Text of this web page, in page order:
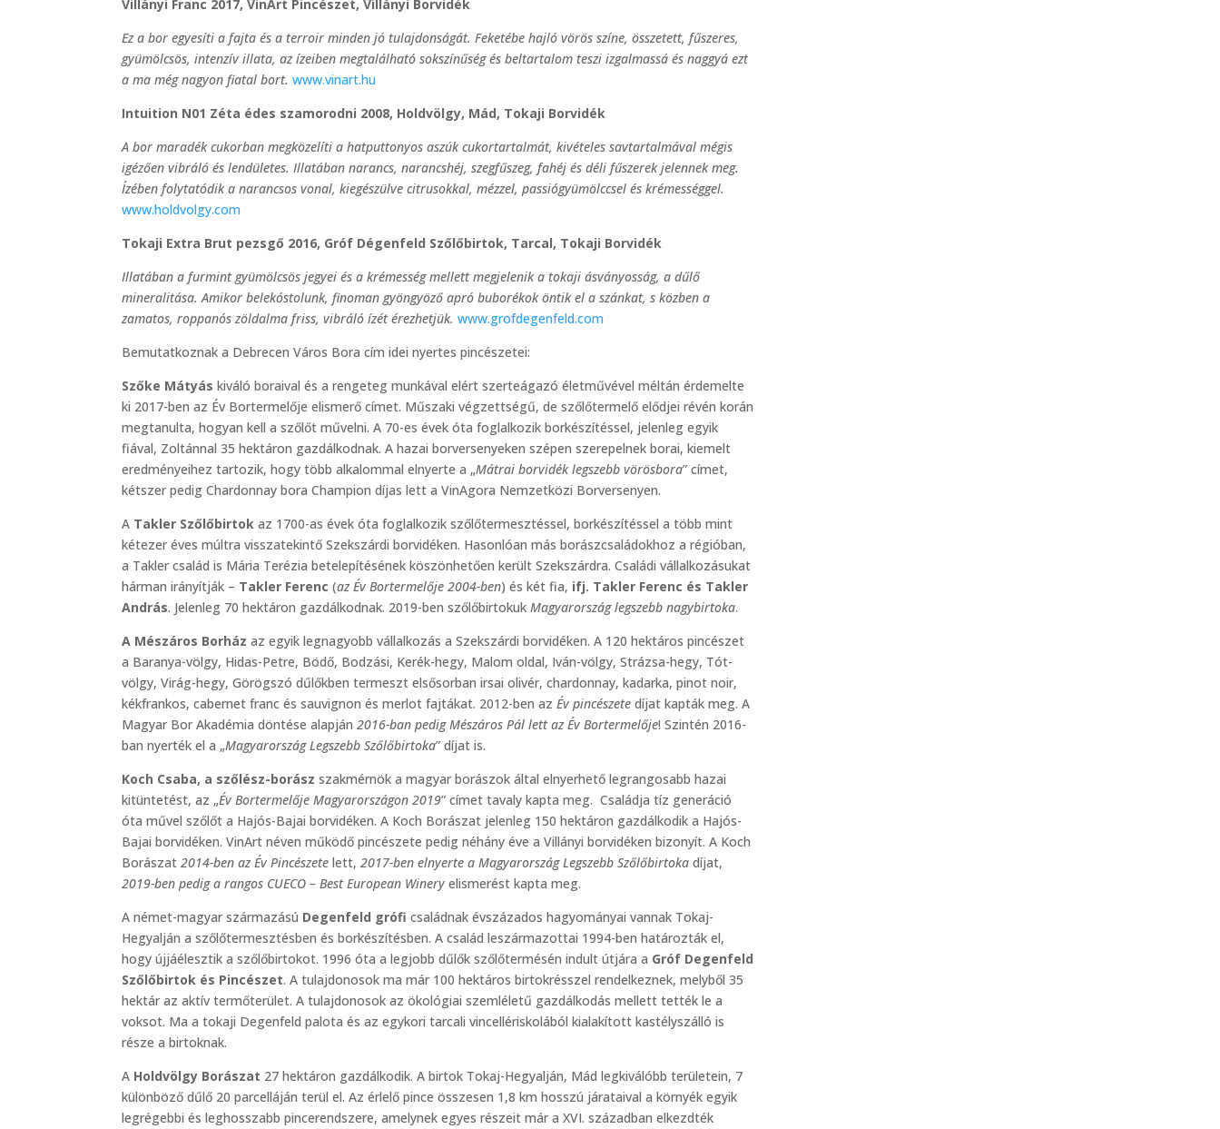
Villányi Franc 2017, VinArt Pincészet, Villányi Borvidék
Ez a bor egyesíti a fajta és a terroir minden jó tulajdonságát. Feketébe hajló vörös színe, összetett, fűszeres,
gyümölcsös, intenzív illata, az ízeiben megtalálható sokszínűség és beltartalom teszi izgalmassá és naggyá ezt
a ma még nagyon fiatal bort.www.vinart.hu
Intuition N01 Zéta édes szamorodni 2008, Holdvölgy, Mád, Tokaji Borvidék
A bor maradék cukorban megközelíti a hatputtonyos aszúk cukortartalmát, kivételes savtartalmával mégis
igézően vibráló és lendületes. Illatában narancs, narancshéj, szegfűszeg, fahéj és déli fűszerek jelennek meg.
Ízében folytatódik a narancsos vonal, kiegészülve citrusokkal, mézzel, passiógyümölccsel és krémességgel.
www.holdvolgy.com
Tokaji Extra Brut pezsgő 2016, Gróf Dégenfeld Szőlőbirtok, Tarcal, Tokaji Borvidék
Illatában a furmint gyümölcsös jegyei és a krémesség mellett megjelenik a tokaji ásványosság, a dűlő
mineralitása. Amikor belekóstolunk, finoman gyöngyöző apró buborékok öntik el a szánkat, s közben a
zamatos, roppanós zöldalma friss, vibráló ízét érezhetjük. www.grofdegenfeld.com
Bemutatkoznak a Debrecen Város Bora cím idei nyertes pincészetei:
Szőke Mátyás kiváló boraival és a rengeteg munkával elért szerteágazó életművével méltán érdemelte
ki 2017-ben az Év Bortermelője elismerő címet. Műszaki végzettségű, de szőlőtermelő elődjei révén korán
megtanulta, hogyan kell a szőlőt művelni. A 70-es évek óta foglalkozik borkészítéssel, jelenleg egyik
fiával, Zoltánnal 35 hektáron gazdálkodnak. A hazai borversenyeken szépen szerepelnek borai, kiemelt
eredményeihez tartozik, hogy több alkalommal elnyerte a „Mátrai borvidék legszebb vörösbora” címet,
kétszer pedig Chardonnay bora Champion díjas lett a VinAgora Nemzetközi Borversenyen.
A Takler Szőlőbirtok az 1700-as évek óta foglalkozik szőlőtermesztéssel, borkészítéssel a több mint
kétezer éves múltra visszatekintő Szekszárdi borvidéken. Hasonlóan más borászcsaládokhoz a régióban,
a Takler család is Mária Terézia betelepítésének köszönhetően került Szekszárdra. Családi vállalkozásukat
hárman irányítják – Takler Ferenc(az Év Bortermelője 2004-ben) és két fia, ifj. Takler Ferenc és Takler
András. Jelenleg 70 hektáron gazdálkodnak. 2019-ben szőlőbirtokukMagyarország legszebb nagybirtoka.
A Mészáros Borház az egyik legnagyobb vállalkozás a Szekszárdi borvidéken. A 120 hektáros pincészet
a Baranya-völgy, Hidas-Petre, Bödő, Bodzási, Kerék-hegy, Malom oldal, Iván-völgy, Strázsa-hegy, Tót-
völgy, Virág-hegy, Görögszó dűlőkben termeszt elsősorban irsai olivér, chardonnay, kadarka, pinot noir,
kékfrankos, cabernet franc és sauvignon és merlot fajtákat. 2012-ben azÉv pincészete díjat kapták meg. A
Magyar Bor Akadémia döntése alapján2016-ban pedig Mészáros Pál lett az Év Bortermelője! Szintén 2016-
ban nyerték el a „Magyarország Legszebb Szőlőbirtoka” díjat is.
Koch Csaba, a szőlész-borász szakmérnök a magyar borászok által elnyerhető legrangosabb hazai
kitüntetést, az „Év Bortermelője Magyarországon 2019” címet tavaly kapta meg. Családja tíz generáció
óta művel szőlőt a Hajós-Bajai borvidéken. A Koch Borászat jelenleg 150 hektáron gazdálkodik a Hajós-
Bajai borvidéken. VinArt néven működő pincészete pedig néhány éve a Villányi borvidéken bizonyít. A Koch
Borászat2014-ben az Év Pincészete lett,2017-ben elnyerte a Magyarország Legszebb Szőlőbirtoka díjat,
2019-ben pedig a rangos CUECO – Best European Winery elismerést kapta meg.
A német-magyar származású Degenfeld grófi családnak évszázados hagyományai vannak Tokaj-
Hegyalján a szőlőtermesztésben és borkészítésben. A család leszármazottai 1994-ben határozták el,
hogy újjáélesztik a szőlőbirtokot. 1996 óta a legjobb dűlők szőlőtermésén indult útjára a Gróf Degenfeld
Szőlőbirtok és Pincészet. A tulajdonosok ma már 100 hektáros birtokrésszel rendelkeznek, melyből 35
hektár az aktív termőterület. A tulajdonosok az ökológiai szemléletű gazdálkodás mellett tették le a
voksot. Ma a tokaji Degenfeld palota és az egykori tarcali vincellériskolából kialakított kastélyszálló is
része a birtoknak.
A Holdvölgy Borászat 27 hektáron gazdálkodik. A birtok Tokaj-Hegyalján, Mád legkiválóbb területein, 7
különböző dűlő 20 parcelláján terül el. Az érlelő pince összesen 1,8 km hosszú járataival a környék egyik
legrégebbi és leghosszabb pincerendszere, amelynek egyes részeit már a XVI. században elkezdték